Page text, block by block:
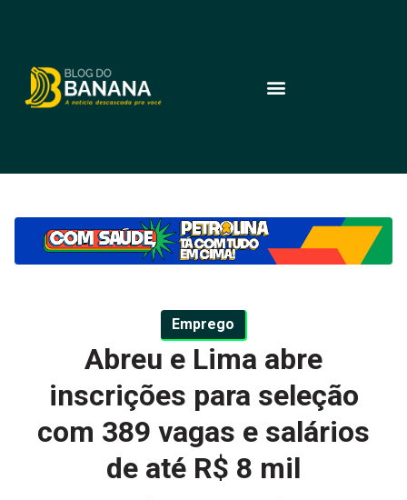
Emprego
Abreu e Lima abre
inscrições para seleção
com 389 vagas e salários
de até R$ 8 mil